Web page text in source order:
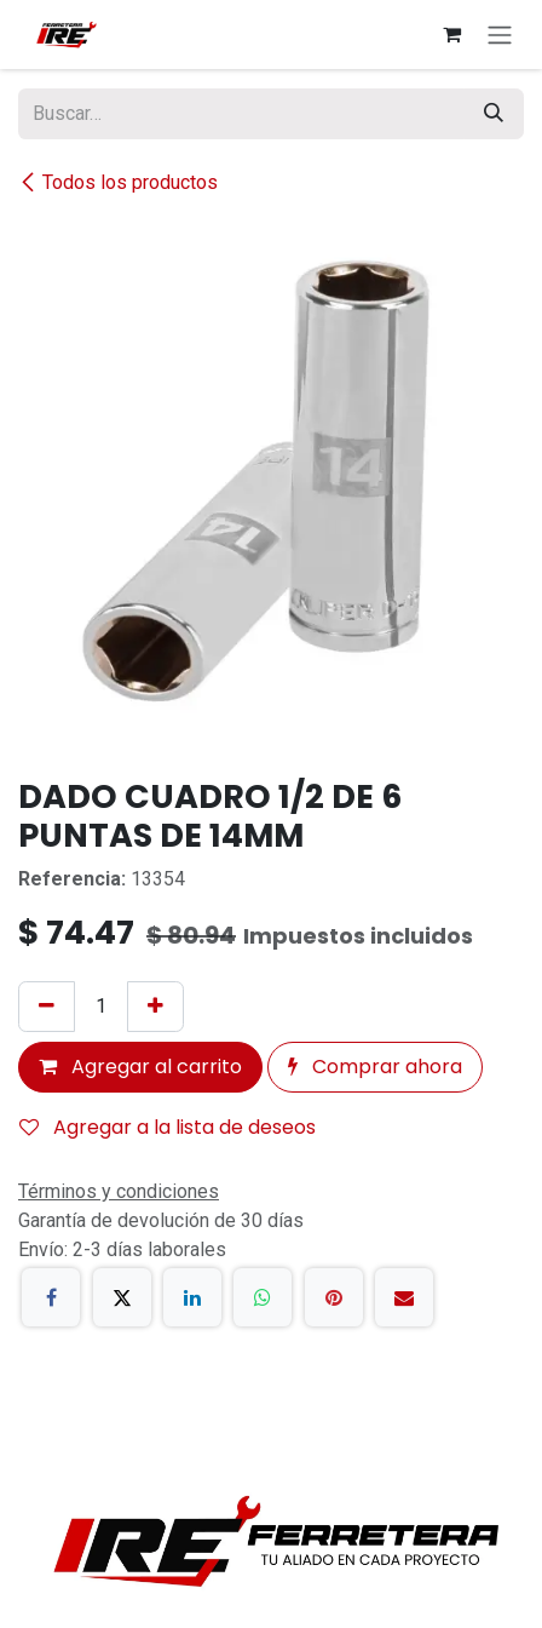
Todos los productos
DADO CUADRO 1/2 DE 6
PUNTAS DE 14MM
Referencia: 13354
$ 74.47 $80.94 Impuestos incluidos
Agregar al carrito Comprar ahora
Agregar a la lista de deseos
Términos y condiciones
Garantía de devolución de 30 días
Envío: 2-3 días laborales